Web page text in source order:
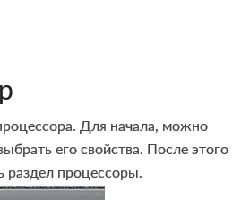
Для начала, можно
его свойства. После этого
раздел процессоры.